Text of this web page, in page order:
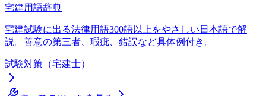
宅建用語辞典
宅建試験に出る法律用語300語以上をやさしい日本語で解
説。善意の第三者、瑕疵、錯誤など具体例付き。
試験対策（宅建士）